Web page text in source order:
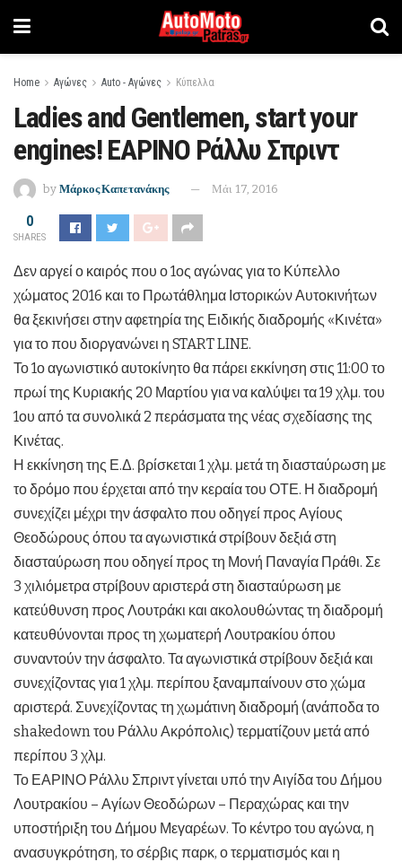
Home Αγώνες Auto - Αγώνες Κύπελλα
Ladies and Gentlemen, start your
engines! ΕΑΡΙΝΟ Ράλλυ Σπριντ
by Μάρκος Καπετανάκης Μάι 17, 2016
0
SHARES
Δεν αργεί ο καιρός που ο 1ος αγώνας για το Κύπελλο
χώματος 2016 και το Πρωτάθλημα Ιστορικών Αυτοκινήτων
θα ξεκινήσει στην αφετηρία της Ειδικής διαδρομής «Κινέτα»
για το που διοργανώνει η START LINE.
Το 1ο αγωνιστικό αυτοκίνητο θα πάρει εκκίνηση στις 11:00 το
πρωί της Κυριακής 20 Μαρτίου για να καλύψει τα 19 χλμ. του
1ου από τα συνολικά 2 περάσματα της νέας σχεδίασης της
Κινέτας.
Η εκκίνηση της Ε.Δ. βρίσκεται 1 χλμ. μετά τη διασταύρωση με
το δρόμο που έρχεται από την κεραία του ΟΤΕ. Η διαδρομή
συνεχίζει μέχρι την άσφαλτο που οδηγεί προς Αγίους
Θεοδώρους όπου τα αγωνιστικά στρίβουν δεξιά στη
διασταύρωση που οδηγεί προς τη Μονή Παναγία Πράθι. Σε
3 χιλιόμετρα στρίβουν αριστερά στη διασταύρωση με
κατεύθυνση προς Λουτράκι και ακολουθώντας τη διαδρομή
κατευθύνονται προς τη χωματερή Λουτρακίου όπου
συναντούν την άσφαλτο. Τα αγωνιστικά στρίβουν δεξιά και
συνεχίζοντας για 1 χλμ. περίπου ξαναμπαίνουν στο χώμα
αριστερά. Συνεχίζοντας τη χωμάτινη διαδρομή (ανάποδα το
shakedown του Ράλλυ Ακρόπολις) τερματίζουν μετά από
περίπου 3 χλμ.
Το ΕΑΡΙΝΟ Ράλλυ Σπριντ γίνεται υπό την Αιγίδα του Δήμου
Λουτρακίου – Αγίων Θεοδώρων – Περαχώρας και την
υποστήριξη του Δήμου Μεγαρέων. Το κέντρο του αγώνα, η
ανασυγκρότηση, το σέρβις παρκ, ο τερματισμός και η